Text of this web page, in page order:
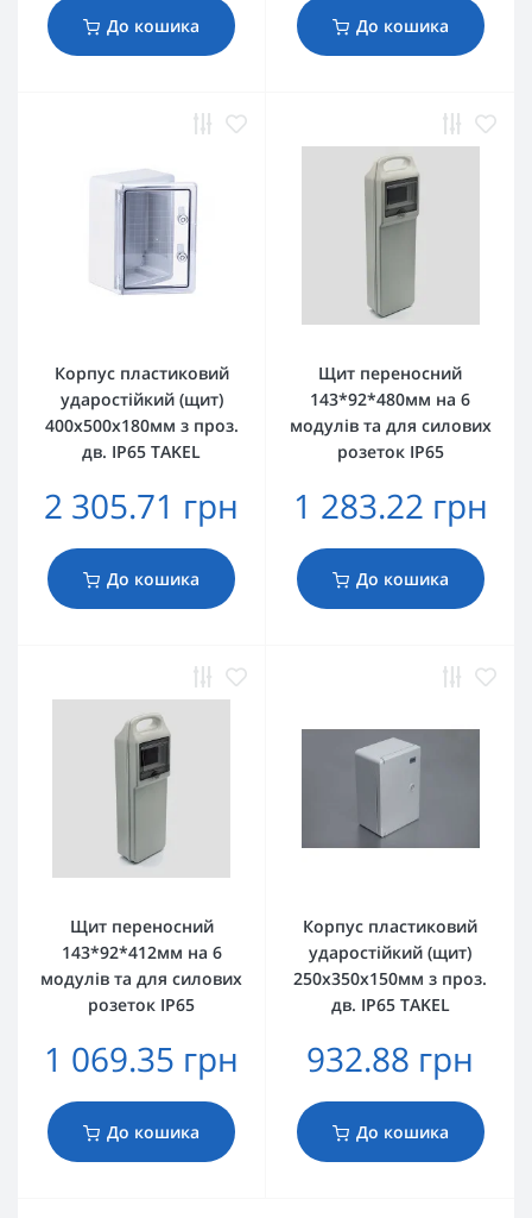
До кошика До кошика
Корпус пластиковий
ударостійкий (щит)
400x500x180мм з проз.
дв. IP65 TAKEL
2 305.71 грн
До кошика
Щит переносний
143*92*480мм на 6
модулів та для силових
розеток IP65
1 283.22 грн
До кошика
Щит переносний
143*92*412мм на 6
модулів та для силових
розеток IP65
1 069.35 грн
До кошика
Корпус пластиковий
ударостійкий (щит)
250x350x150мм з проз.
дв. IP65 TAKEL
932.88 грн
До кошика